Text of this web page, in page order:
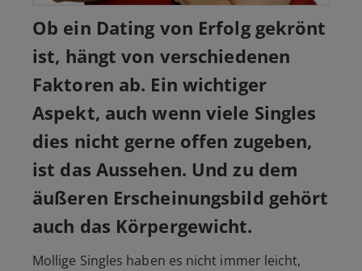
Ob ein Dating von Erfolg gekrönt
ist, hängt von verschiedenen
Faktoren ab. Ein wichtiger
Aspekt, auch wenn viele Singles
dies nicht gerne offen zugeben,
ist das Aussehen. Und zu dem
äußeren Erscheinungsbild gehört
auch das Körpergewicht.
Mollige Singles haben es nicht immer leicht,